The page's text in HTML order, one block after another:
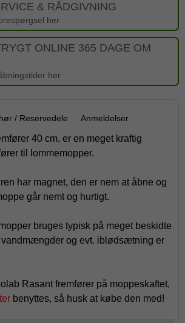
& RÅDGIVNING
her
ONLINE 365 DAGE OM
her
/ Reservedele Anmeldelser
40 cm, er en meget kraftig
til lommemopper.
har magnet, den er nem at åbne og
går nemt og hurtigt.
bruges typisk på meget beskidte
vandmængder og evt. iblødsætning er
Rasant fremfører på moppeskaftet,
benyttes, så husk at købe den med!